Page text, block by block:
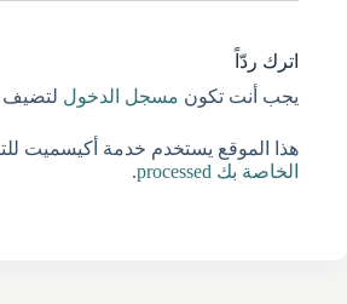
اترك ردّاً
يجب أنت تكون مسجل الدخول لتضيف
هذا الموقع يستخدم خدمة أكيسميت
الخاصة بك processed
.